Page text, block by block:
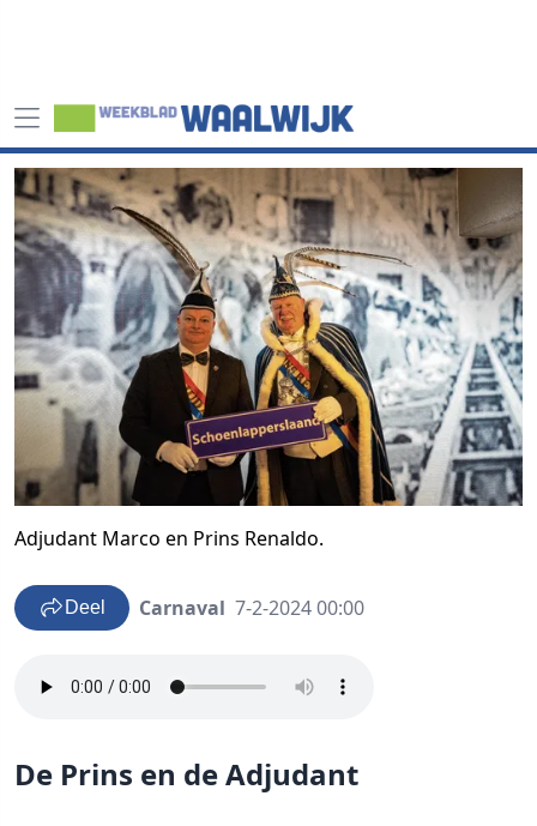
Adjudant Marco en Prins Renaldo.
Deel Carnaval 7-2-2024 00:00
De Prins en de Adjudant